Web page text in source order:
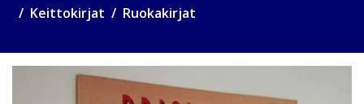
Keittokirjat Ruokakirjat